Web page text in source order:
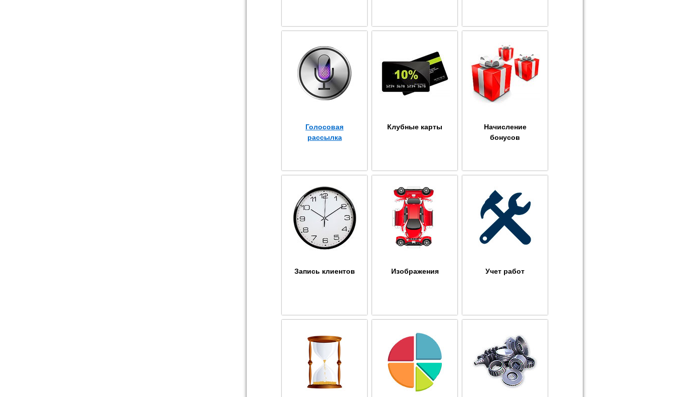
Голосовая
рассылка
Клубные карты
Начисление
бонусов
Запись клиентов Изображения Учет работ